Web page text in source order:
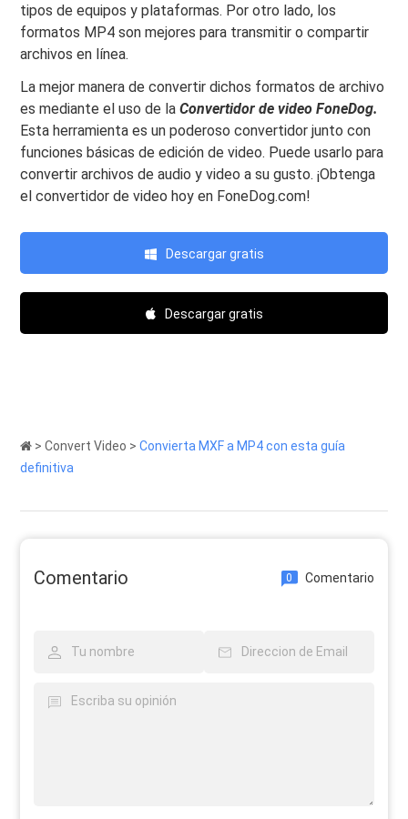
tipos de equipos y plataformas. Por otro lado, los
formatos MP4 son mejores para transmitir o compartir
archivos en línea.
La mejor manera de convertir dichos formatos de archivo
es mediante el uso de laConvertidor de video FoneDog.
Esta herramienta es un poderoso convertidor junto con
funciones básicas de edición de video. Puede usarlo para
convertir archivos de audio y video a su gusto. ¡Obtenga
el convertidor de video hoy en FoneDog.com!
Descargar gratis
Descargar gratis
>Convert Video >Convierta MXF a MP4 con esta guía
definitiva
Comentario 0 Comentario